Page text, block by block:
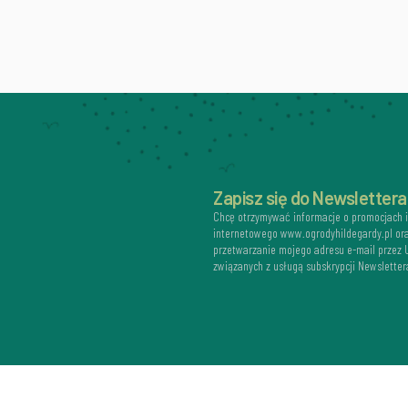
Zapisz się do Newslettera
Chcę otrzymywać informacje o promocjach
internetowego www.ogrodyhildegardy.pl
przetwarzanie mojego adresu e-mail przez
związanych z usługą subskrypcji